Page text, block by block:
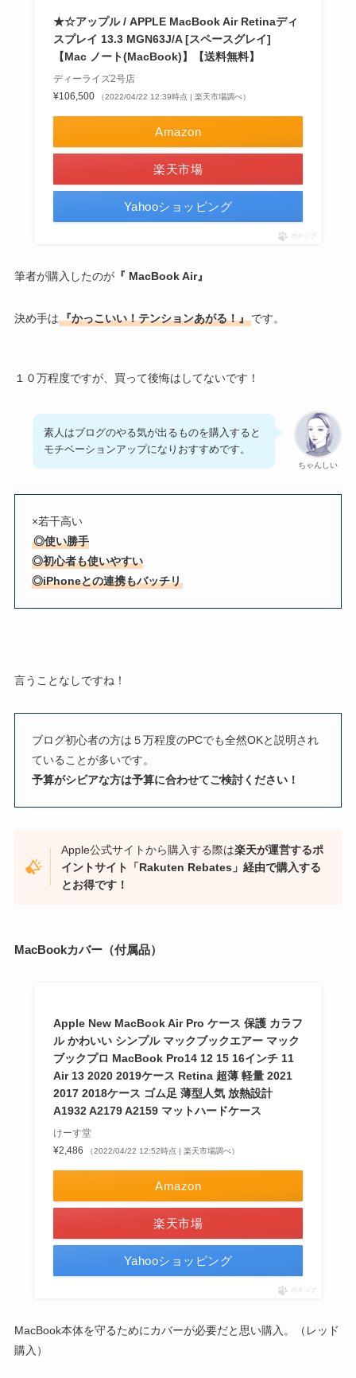
★☆アップル / APPLE MacBook Air Retinaディ
スプレイ 13.3 MGN63J/A [スペースグレイ]
【Mac ノート(MacBook)】【送料無料】
ディーライズ2号店
¥106,500
（2022/04/22 12:39時点 | 楽天市場調べ）
Amazon
楽天市場
Yahooショッピング
ポチップ
筆者が購入したのが『 MacBook Air』
決め手は『かっこいい！テンションあがる！』です。
１０万程度ですが、買って後悔はしてないです！
ちゃんしい
素人はブログのやる気が出るものを購入すると
モチベーションアップになりおすすめです。
×若干高い
◎使い勝手
◎初心者も使いやすい
◎iPhoneとの連携もバッチリ
言うことなしですね！
ブログ初心者の方は５万程度のPCでも全然OKと説明され
ていることが多いです。
予算がシビアな方は予算に合わせてご検討ください！
Apple公式サイトから購入する際は楽天が運営するポ
イントサイト「Rakuten Rebates」経由で購入する
とお得です！
MacBookカバー（付属品）
Apple New MacBook Air Pro ケース 保護 カラフ
ル かわいい シンプル マックブックエアー マック
ブックプロ MacBook Pro14 12 15 16インチ 11
Air 13 2020 2019ケース Retina 超薄 軽量 2021
2017 2018ケース ゴム足 薄型人気 放熱設計
A1932 A2179 A2159 マットハードケース
けーす堂
¥2,486
（2022/04/22 12:52時点 | 楽天市場調べ）
Amazon
楽天市場
Yahooショッピング
ポチップ
MacBook本体を守るためにカバーが必要だと思い購入。（レッド
購入）